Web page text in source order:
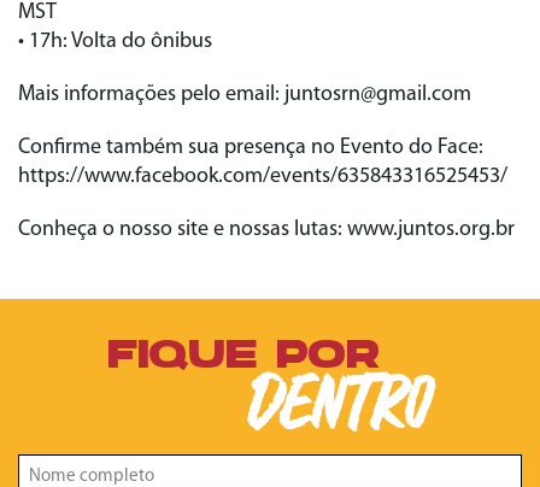
MST
• 17h: Volta do ônibus
Mais informações pelo email: juntosrn@gmail.com
Confirme também sua presença no Evento do Face:
https://www.facebook.com/events/635843316525453/
Conheça o nosso site e nossas lutas: www.juntos.org.br
FIQUE POR
DENTRO